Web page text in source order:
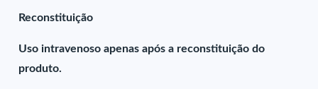
Reconstituição
Uso intravenoso apenas após a reconstituição do
produto.